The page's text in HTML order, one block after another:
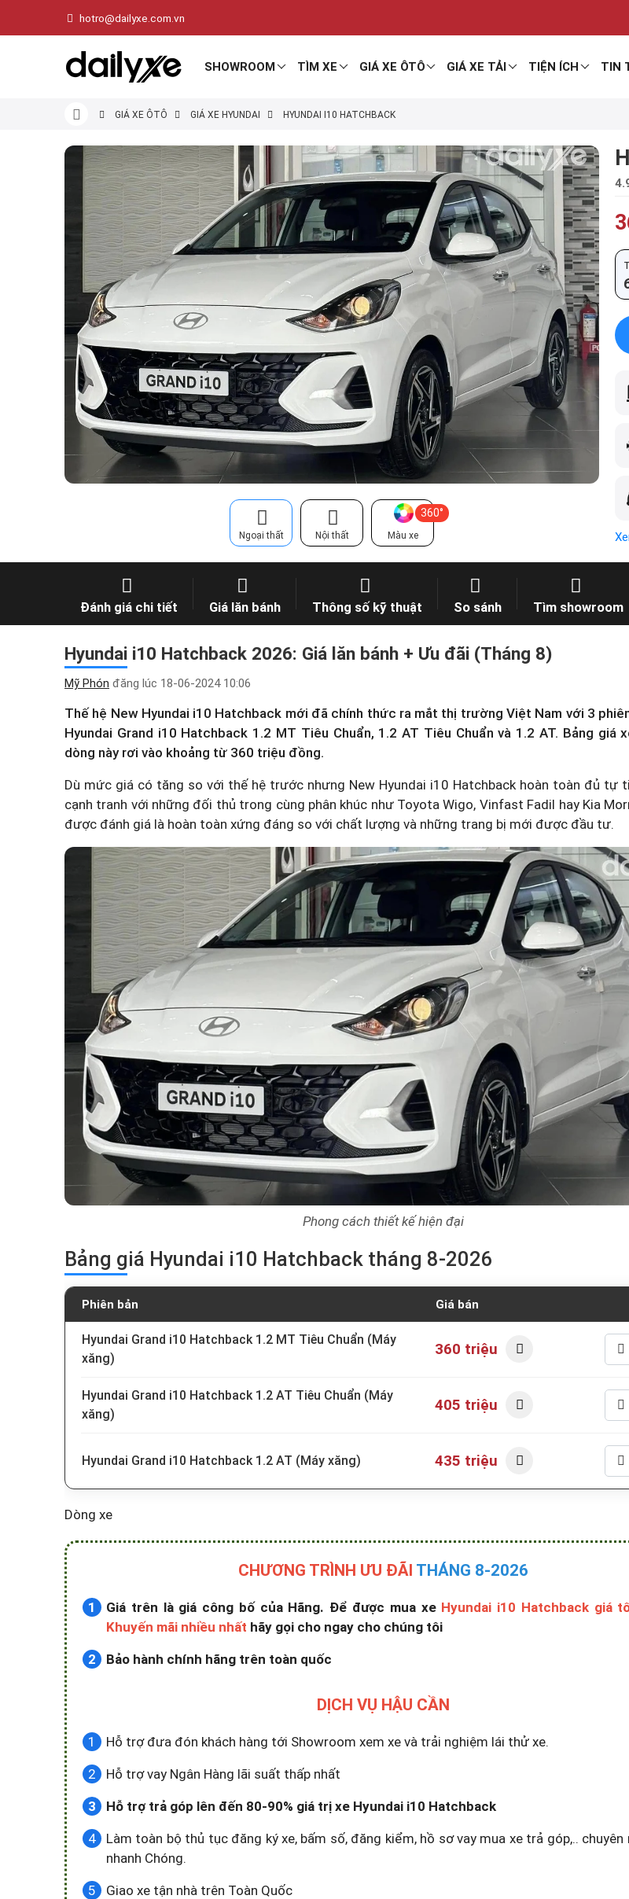
hotro@dailyxe.com.vn
SHOWROOM TÌM XE GIÁ XE ÔTÔ GIÁ XE TẢI TIỆN ÍCH TIN
GIÁ XE ÔTÔ GIÁ XE HYUNDAI HYUNDAI I10 HATCHBACK
Ngoại thất Nội thất Màu xe
360°
Đánh giá chi tiết Giá lăn bánh Thông số kỹ thuật So sánh Tìm showroom
Hyundai i10 Hatchback 2026: Giá lăn bánh + Ưu đãi (Tháng 8)
Mỹ Phón đăng lúc 18-06-2024 10:06
Thế hệ New Hyundai i10 Hatchback mới đã chính thức ra mắt thị trường Việt Nam với 3
Hyundai Grand i10 Hatchback 1.2 MT Tiêu Chuẩn, 1.2 AT Tiêu Chuẩn và 1.2 AT. Bảng giá
dòng này rơi vào khoảng từ 360 triệu đồng.
Dù mức giá có tăng so với thế hệ trước nhưng New Hyundai i10 Hatchback hoàn toàn đủ tự
cạnh tranh với những đối thủ trong cùng phân khúc như Toyota Wigo, Vinfast Fadil hay Kia
được đánh giá là hoàn toàn xứng đáng so với chất lượng và những trang bị mới được đầu tư.
Phong cách thiết kế hiện đại
Bảng giá Hyundai i10 Hatchback tháng 8-2026
Phiên bản Giá bán
Hyundai Grand i10 Hatchback 1.2 MT Tiêu Chuẩn (Máy
xăng)
360 triệu
Hyundai Grand i10 Hatchback 1.2 AT Tiêu Chuẩn (Máy
xăng)
405 triệu
Hyundai Grand i10 Hatchback 1.2 AT (Máy xăng) 435 triệu
Dòng xe
CHƯƠNG TRÌNH ƯU ĐÃI THÁNG 8-2026
Giá trên là giá công bố của Hãng. Để được mua xe Hyundai i10 Hatchback giá
Khuyến mãi nhiều nhất hãy gọi cho ngay cho chúng tôi
Bảo hành chính hãng trên toàn quốc
DỊCH VỤ HẬU CẦN
Hỗ trợ đưa đón khách hàng tới Showroom xem xe và trải nghiệm lái thử xe.
Hỗ trợ vay Ngân Hàng lãi suất thấp nhất
Hỗ trợ trả góp lên đến 80-90% giá trị xe Hyundai i10 Hatchback
Làm toàn bộ thủ tục đăng ký xe, bấm số, đăng kiểm, hồ sơ vay mua xe trả góp,.. chuyên
nhanh Chóng.
Giao xe tận nhà trên Toàn Quốc